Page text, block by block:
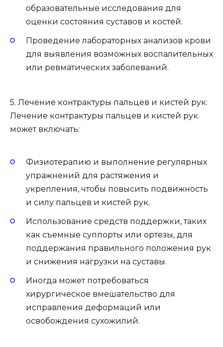
образовательные исследования для
оценки состояния суставов и костей.
Проведение лабораторных анализов крови
для выявления возможных воспалительных
или ревматических заболеваний.
5. Лечение контрактуры пальцев и кистей рук:
Лечение контрактуры пальцев и кистей рук
может включать:
Физиотерапию и выполнение регулярных
упражнений для растяжения и
укрепления, чтобы повысить подвижность
и силу пальцев и кистей рук.
Использование средств поддержки, таких
как съемные суппорты или ортезы, для
поддержания правильного положения рук
и снижения нагрузки на суставы.
Иногда может потребоваться
хирургическое вмешательство для
исправления деформаций или
освобождения сухожилий.